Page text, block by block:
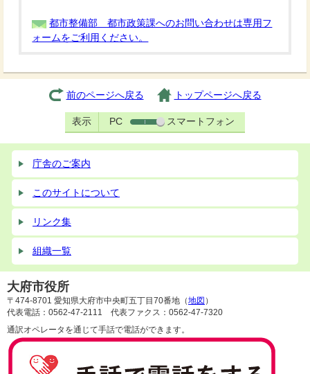
都市整備部 都市政策課へのお問い合わせは専用フ
ォームをご利用ください。
前のページへ戻る トップページへ戻る
表示 PC スマートフォン
庁舎のご案内
このサイトについて
リンク集
組織一覧
大府市役所
〒474-8701 愛知県大府市中央町五丁目70番地（地図 ）
代表電話：0562-47-2111 代表ファクス：0562-47-7320
通訳オペレータを通じて手話で電話ができます。